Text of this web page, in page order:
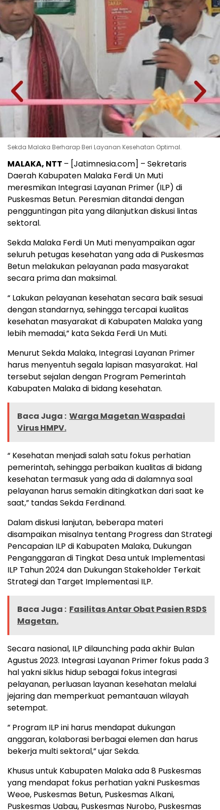
Sekda Malaka Berharap Beri Layanan Kesehatan Optimal.
MALAKA, NTT – [Jatimnesia.com] – Sekretaris
Daerah Kabupaten Malaka Ferdi Un Muti
meresmikan Integrasi Layanan Primer (ILP) di
Puskesmas Betun. Peresmian ditandai dengan
pengguntingan pita yang dilanjutkan diskusi lintas
sektoral.
Sekda Malaka Ferdi Un Muti menyampaikan agar
seluruh petugas kesehatan yang ada di Puskesmas
Betun melakukan pelayanan pada masyarakat
secara prima dan maksimal.
“ Lakukan pelayanan kesehatan secara baik sesuai
dengan standarnya, sehingga tercapai kualitas
kesehatan masyarakat di Kabupaten Malaka yang
lebih memadai,” kata Sekda Ferdi Un Muti.
Menurut Sekda Malaka, Integrasi Layanan Primer
harus menyentuh segala lapisan masyarakat. Hal
tersebut sejalan dengan Program Pemerintah
Kabupaten Malaka di bidang kesehatan.
Baca Juga : Warga Magetan Waspadai
Virus HMPV.
“ Kesehatan menjadi salah satu fokus perhatian
pemerintah, sehingga perbaikan kualitas di bidang
kesehatan termasuk yang ada di dalamnya soal
pelayanan harus semakin ditingkatkan dari saat ke
saat,” tandas Sekda Ferdinand.
Dalam diskusi lanjutan, beberapa materi
disampaikan misalnya tentang Progress dan Strategi
Pencapaian ILP di Kabupaten Malaka, Dukungan
Penganggaran di Tingkat Desa untuk Implementasi
ILP Tahun 2024 dan Dukungan Stakeholder Terkait
Strategi dan Target Implementasi ILP.
Baca Juga : Fasilitas Antar Obat Pasien RSDS
Magetan.
Secara nasional, ILP dilaunching pada akhir Bulan
Agustus 2023. Integrasi Layanan Primer fokus pada 3
hal yakni siklus hidup sebagai fokus integrasi
pelayanan, perluasan layanan kesehatan melalui
jejaring dan memperkuat pemantauan wilayah
setempat.
” Program ILP ini harus mendapat dukungan
anggaran, kolaborasi berbagai elemen dan harus
bekerja multi sektoral,” ujar Sekda.
Khusus untuk Kabupaten Malaka ada 8 Puskesmas
yang mendapat fokus perhatian yakni Puskesmas
Weoe, Puskesmas Betun, Puskesmas Alkani,
Puskesmas Uabau, Puskesmas Nurobo, Puskesmas